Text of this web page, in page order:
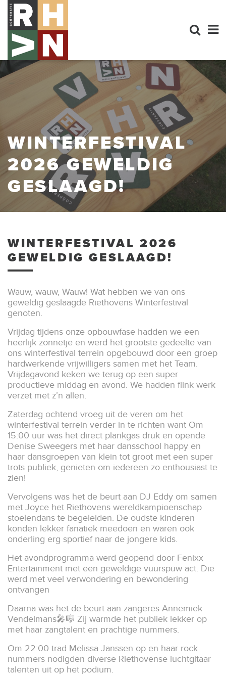
WINTERFESTIVAL
2026 GEWELDIG
GESLAAGD!
WINTERFESTIVAL 2026
GEWELDIG GESLAAGD!
Wauw, wauw, Wauw! Wat hebben we van ons
geweldig geslaagde Riethovens Winterfestival
genoten.
Vrijdag tijdens onze opbouwfase hadden we een
heerlijk zonnetje en werd het grootste gedeelte van
ons winterfestival terrein opgebouwd door een groep
hardwerkende vrijwilligers samen met het Team.
Vrijdagavond keken we terug op een super
productieve middag en avond. We hadden flink werk
verzet met z’n allen.
Zaterdag ochtend vroeg uit de veren om het
winterfestival terrein verder in te richten want Om
15:00 uur was het direct plankgas druk en opende
Denise Sweegers met haar dansschool happy en
haar dansgroepen van klein tot groot met een super
trots publiek, genieten om iedereen zo enthousiast te
zien!
Vervolgens was het de beurt aan DJ Eddy om samen
met Joyce het Riethovens wereldkampioenschap
stoelendans te begeleiden. De oudste kinderen
konden lekker fanatiek meedoen en waren ook
onderling erg sportief naar de jongere kids.
Het avondprogramma werd geopend door Fenixx
Entertainment met een geweldige vuurspuw act. Die
werd met veel verwondering en bewondering
ontvangen
Daarna was het de beurt aan zangeres Annemiek
Vendelmans🎤🎼 Zij warmde het publiek lekker op
met haar zangtalent en prachtige nummers.
Om 22:00 trad Melissa Janssen op en haar rock
nummers nodigden diverse Riethovense luchtgitaar
talenten uit op het podium.